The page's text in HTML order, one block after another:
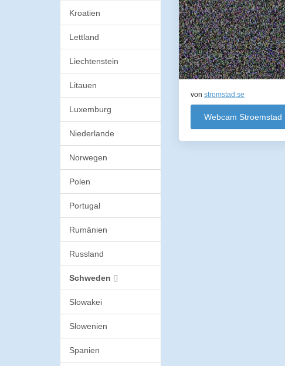
Kroatien
Lettland
Liechtenstein
Litauen
Luxemburg
Niederlande
Norwegen
Polen
Portugal
Rumänien
Russland
Schweden
Slowakei
Slowenien
Spanien
vonstromstad.se
Webcam Stroemstad